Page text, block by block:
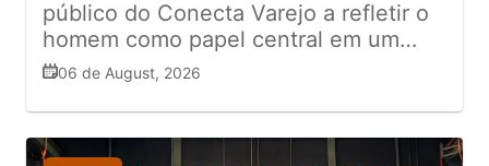
público do Conecta Varejo a refletir o
homem como papel central em um
mundo tomado por tecnologia
06 de August, 2026